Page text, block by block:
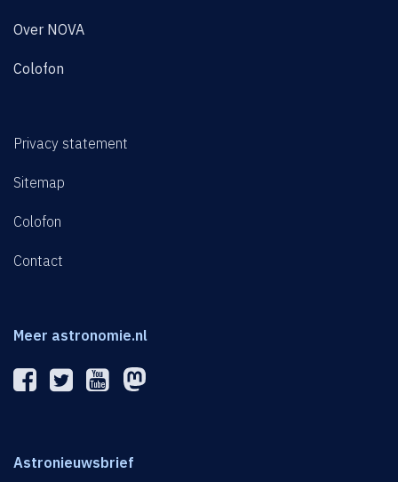
Over NOVA
Colofon
Privacy statement
Sitemap
Colofon
Contact
Meer astronomie.nl
Astronieuwsbrief